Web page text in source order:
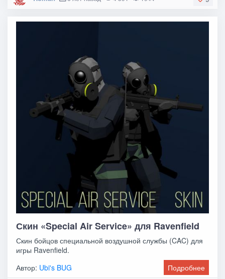
Скин «Special Air Service» для Ravenfield
Скин бойцов специальной воздушной службы (CAC) для
игры Ravenfield.
Автор: Ubi's BUG Подробнее